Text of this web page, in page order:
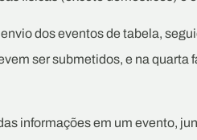
dos eventos de tabela,
ser submetidos, e na
informações em um evento,